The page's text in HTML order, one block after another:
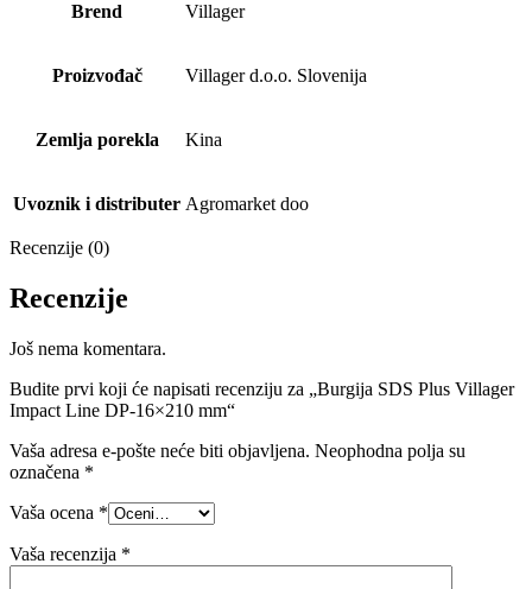
Brend Villager
Proizvođač Villager d.o.o. Slovenija
Zemlja porekla Kina
Uvoznik i distributer Agromarket doo
Recenzije (0)
Recenzije
Još nema komentara.
Budite prvi koji će napisati recenziju za „Burgija SDS Plus Villager
Impact Line DP-16×210 mm“
Vaša adresa e-pošte neće biti objavljena. Neophodna polja su
označena *
Vaša ocena *
Vaša recenzija *